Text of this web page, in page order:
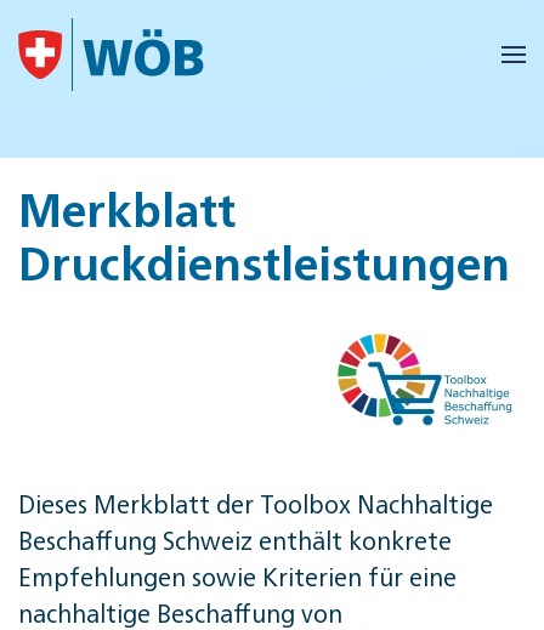
Skip to main content
Merkblatt
Druckdienstleistungen
Dieses Merkblatt der Tool­box Nach­hal­ti­ge
Be­schaf­fung Schweiz enthält konkrete
Empfehlungen sowie Kriterien für eine
nachhaltige Beschaffung von